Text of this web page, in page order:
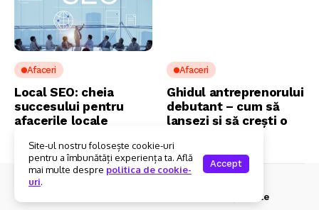
Afaceri
Local SEO: cheia
succesului pentru
afacerile locale
Afaceri
Ghidul antreprenorului
debutant – cum să
lansezi și să crești o
Politica De Confidențialitate
Site-ul nostru folosește cookie-uri
pentru a îmbunătăți experiența ta. Află
mai multe despre politica de cookie-
uri.
Accept